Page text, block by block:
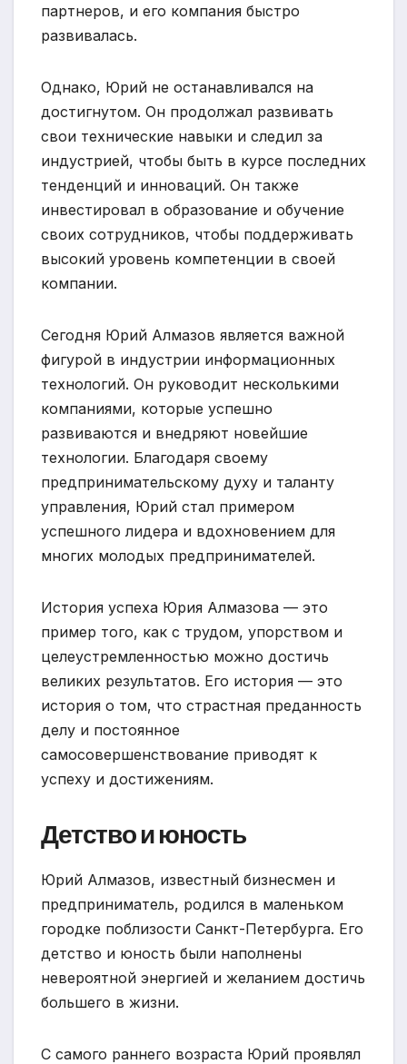
партнеров, и его компания быстро
развивалась.
Однако, Юрий не останавливался на
достигнутом. Он продолжал развивать
свои технические навыки и следил за
индустрией, чтобы быть в курсе последних
тенденций и инноваций. Он также
инвестировал в образование и обучение
своих сотрудников, чтобы поддерживать
высокий уровень компетенции в своей
компании.
Сегодня Юрий Алмазов является важной
фигурой в индустрии информационных
технологий. Он руководит несколькими
компаниями, которые успешно
развиваются и внедряют новейшие
технологии. Благодаря своему
предпринимательскому духу и таланту
управления, Юрий стал примером
успешного лидера и вдохновением для
многих молодых предпринимателей.
История успеха Юрия Алмазова — это
пример того, как с трудом, упорством и
целеустремленностью можно достичь
великих результатов. Его история — это
история о том, что страстная преданность
делу и постоянное
самосовершенствование приводят к
успеху и достижениям.
Детство и юность
Юрий Алмазов, известный бизнесмен и
предприниматель, родился в маленьком
городке поблизости Санкт-Петербурга. Его
детство и юность были наполнены
невероятной энергией и желанием достичь
большего в жизни.
С самого раннего возраста Юрий проявлял